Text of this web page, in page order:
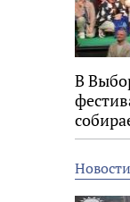
В
Новости